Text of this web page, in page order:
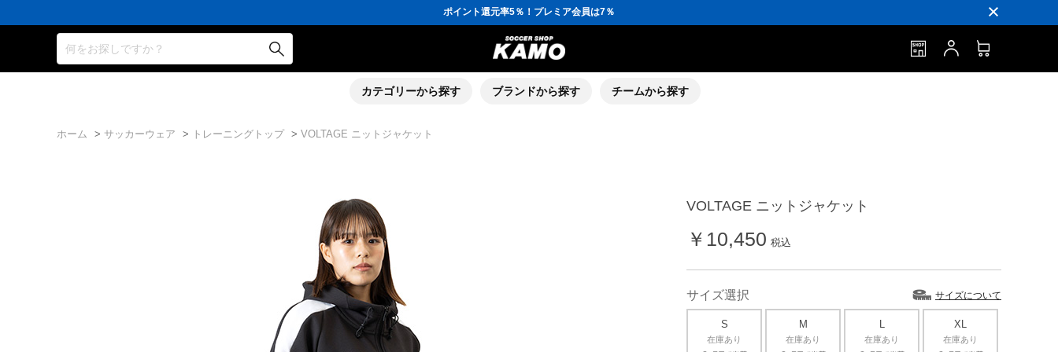
ポイント還元率5％！プレミア会員は7％
会員の方にはお誕生月に「10％OFFクーポン」プレゼント！
16,000円(税込)以上でシューズケースプレゼント！
3,300円(税込)以上で送料無料！
ポイント還元率5％！プレミア会員は7％
会員の方にはお誕生月に「10％OFFクーポン」プレゼント！
何をお探しですか？
カテゴリーから探す ブランドから探す チームから探す
ホーム > サッカーウェア > トレーニングトップ > VOLTAGE ニットジャケット
VOLTAGE ニットジャケット
￥10,450 税込
サイズ選択 サイズについて
S
在庫あり
M
在庫あり
L
在庫あり
XL
在庫あり